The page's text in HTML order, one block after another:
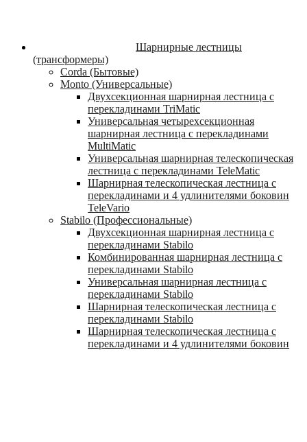
Шарнирные лестницы
(трансформеры)
Corda (Бытовые)
Monto (Универсальные)
Двухсекционная шарнирная лестница с
перекладинами TriMatic
Универсальная четырехсекционная
шарнирная лестница с перекладинами
MultiMatic
Универсальная шарнирная телескопическая
лестница с перекладинами TeleMatic
Шарнирная телескопическая лестница с
перекладинами и 4 удлинителями боковин
TeleVario
Stabilo (Профессиональные)
Двухсекционная шарнирная лестница с
перекладинами Stabilo
Комбинированная шарнирная лестница с
перекладинами Stabilo
Универсальная шарнирная лестница с
перекладинами Stabilo
Шарнирная телескопическая лестница с
перекладинами Stabilo
Шарнирная телескопическая лестница с
перекладинами и 4 удлинителями боковин